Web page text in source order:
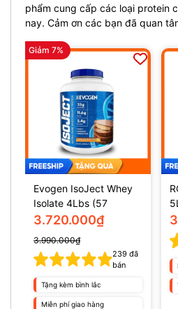
phẩm cung cấp các loại protein
nay. Cảm ơn các bạn đã quan
Giảm 7%
Evogen IsoJect Whey
Isolate 4Lbs (57
servings)
3.720.000₫
3.990.000₫
239 đã
bán
Tặng kèm bình lắc
Miễn phí giao hàng